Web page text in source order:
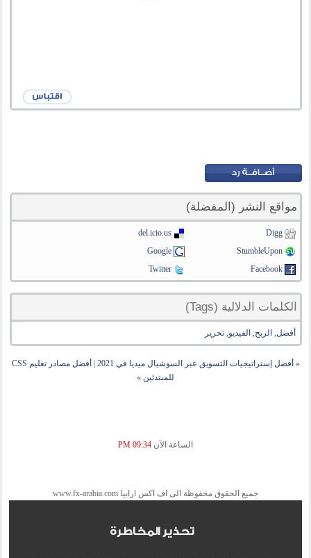
مواقع النشر (المفضلة)
Digg
del.icio.us
StumbleUpon
Google
Facebook
Twitter
الكلمات الدلالية (Tags)
أفضل, الربح, الفيديو,تحرير
« أفضل إستراتيجيات التسويق عبر السوشيال ميديا في 2021
أفضل مصادر تعليم CSS
للمبتدئين »
الساعة الآن 09:34 PM
جميع الحقوق محفوظة الى اف اكس ارابيا www.fx-arabia.com
تحذير المخاطرة